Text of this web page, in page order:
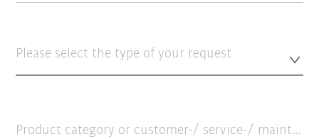
Please select the type of your request
Product category or customer-/ service-/ maintenance-/ contract-/ equipment-/ serial number (if available)